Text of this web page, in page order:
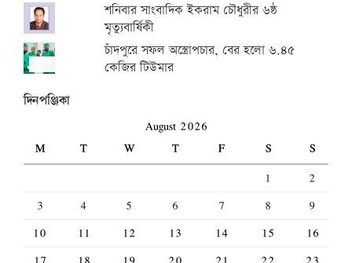
শনিবার সাংবাদিক ইকরাম চৌধুরীর ৬ষ্ঠ
মৃত্যুবার্ষিকী
চাঁদপুরে সফল অস্ত্রোপচার, বের হলো ৬.৪৫
কেজির টিউমার
দিনপঞ্জিকা
August 2026
M
T W T F S
S
1
2
3
4 5 6 7 8
9
10
11 12 13 14 15
16